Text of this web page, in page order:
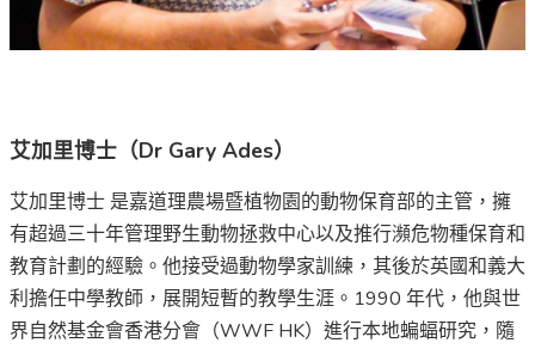
艾加里博士（Dr Gary Ades）
艾加里博士 是嘉道理農場暨植物園的動物保育部的主管，擁
有超過三十年管理野生動物拯救中心以及推行瀕危物種保育和
教育計劃的經驗。他接受過動物學家訓練，其後於英國和義大
利擔任中學教師，展開短暫的教學生涯。1990 年代，他與世
界自然基金會香港分會（WWF HK）進行本地蝙蝠研究，隨